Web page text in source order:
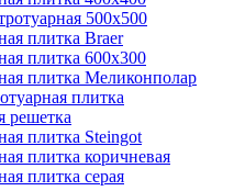
500x500
плитка Braer
плитка 600х300
плитка Меликонполар
плитка
решетка
плитка Steingot
плитка коричневая
плитка серая